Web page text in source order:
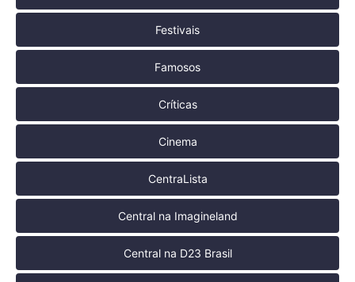
Festivais
Famosos
Críticas
Cinema
CentraLista
Central na Imagineland
Central na D23 Brasil